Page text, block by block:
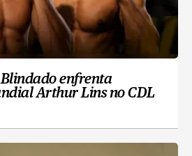
enfrenta
Arthur Lins no CDL